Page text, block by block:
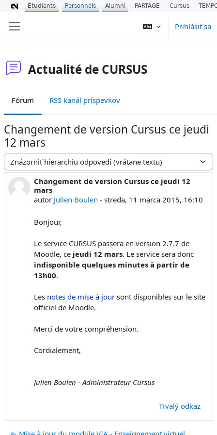
Prihlásiť sa
Actualité de CURSUS
Fórum RSS kanál príspevkov
Changement de version Cursus ce jeudi
12 mars
Mód zobrazenia
Changement de version Cursus ce jeudi 12
mars
autor Julien Boulen - streda, 11 marca 2015, 16:10
Počet odpovedí: 0
Bonjour,
Le service CURSUS passera en version 2.7.7 de
Moodle, ce jeudi 12 mars. Le service sera donc
indisponible quelques minutes à partir de
13h00.
Les notes de mise à jour sont disponibles sur le site
officiel de Moodle.
Merci de votre compréhension.
Cordialement,
Julien Boulen - Administrateur Cursus
Trvalý odkaz
Étudiants Personnels Alumni PARTAGE Cursus